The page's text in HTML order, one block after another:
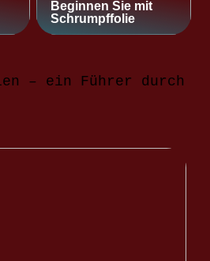
Beginnen Sie mit
Schrumpffolie
– ein Führer durch